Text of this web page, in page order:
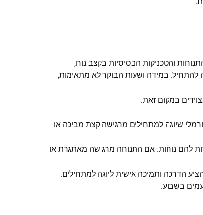
והטכניקות הבסיסיות בקצב נוח,
להתחיל. במידה ושעות הבוקר לא מתאימות,
במקום זאת.
שיוגה למתחילים מרגישה קצת מביכה או
להם נוחות. אם התנוחה מרגישה מאתגרת או
הדרכה ותמיכה אישית ליוגה למתחילים.
בשבוע.